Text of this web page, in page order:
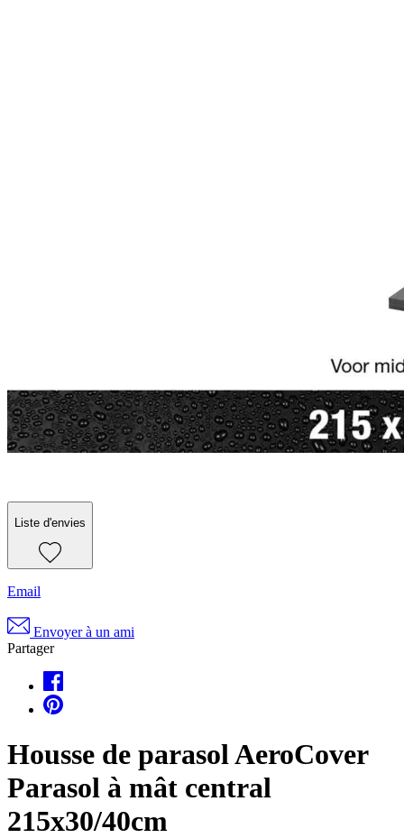
Liste d'envies
Email
Envoyer à un ami
Partager
Housse de parasol AeroCover
Parasol à mât central
215x30/40cm